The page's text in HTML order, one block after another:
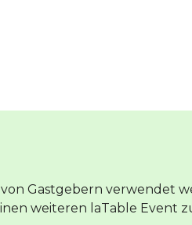
Gastgebern verwendet
weiteren laTable Event